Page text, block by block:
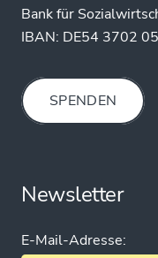
Bank für
IBAN: DE54 3702
SPENDEN
Newsletter
E-Mail-Adresse: